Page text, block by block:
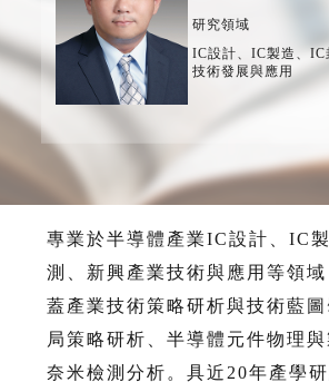
研究領域
IC設計、IC製造、IC
技術發展與應用
專業於半導體產業IC設計、IC
測、新興產業技術與應用等領
蓋產業技術策略研析與技術藍
局策略研析、半導體元件物理
奈米檢測分析。具近20年產學